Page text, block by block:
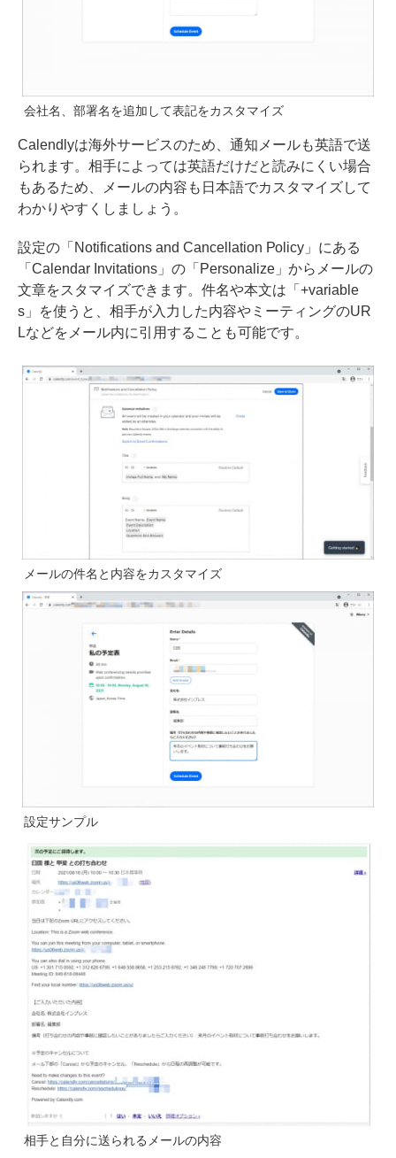
会社名、部署名を追加して表記をカスタマイズ
Calendlyは海外サービスのため、通知メールも英語で送
られます。相手によっては英語だけだと読みにくい場合
もあるため、メールの内容も日本語でカスタマイズして
わかりやすくしましょう。
設定の「Notifications and Cancellation Policy」にある
「Calendar Invitations」の「Personalize」からメールの
文章をスタマイズできます。件名や本文は「+variable
s」を使うと、相手が入力した内容やミーティングのUR
Lなどをメール内に引用することも可能です。
メールの件名と内容をカスタマイズ
設定サンプル
相手と自分に送られるメールの内容